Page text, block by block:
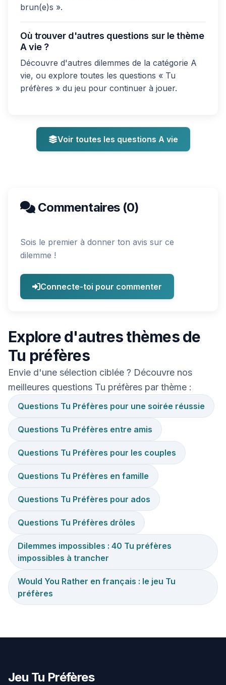
brun(e)s ».
Où trouver d'autres questions sur le thème
A vie ?
Découvre d'autres dilemmes de la catégorie A
vie, ou explore toutes les questions « Tu
préfères » du jeu pour continuer à jouer.
Voir toutes les questions A vie
Commentaires (0)
Sois le premier à donner ton avis sur ce
dilemme !
Connecte-toi pour commenter
Explore d'autres thèmes de
Tu préfères
Envie d'une sélection ciblée ? Découvre nos
meilleures questions Tu préfères par thème :
Questions Tu Préfères pour une soirée réussie
Questions Tu Préfères entre amis
Questions Tu Préfères pour les couples
Questions Tu Préfères en famille
Questions Tu Préfères pour ados
Questions Tu Préfères drôles
Dilemmes impossibles : 40 Tu préfères
impossibles à trancher
Would You Rather en français : le jeu Tu
préfères
Jeu Tu Préfères